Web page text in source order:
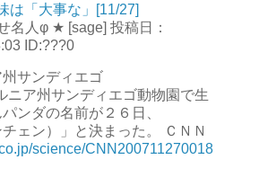
は「大事な」[11/27]
名人φ ★ [sage] 投稿日：
ID:???0
サンディエゴ
ニア州サンディエゴ動物園で生
ンダの名前が２６日、
チェン）」と決まった。 ＣＮＮ
science/CNN200711270018